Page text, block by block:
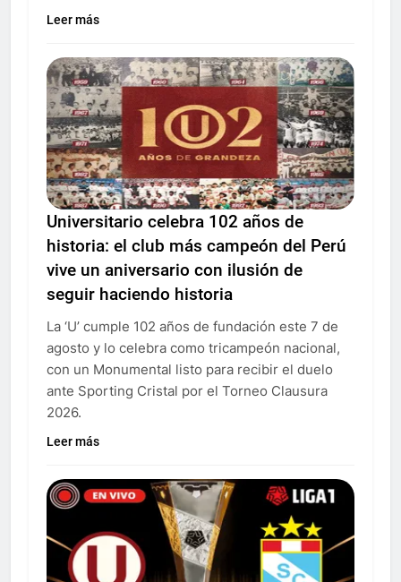
Leer más
Universitario celebra 102 años de
historia: el club más campeón del Perú
vive un aniversario con ilusión de
seguir haciendo historia
La ‘U’ cumple 102 años de fundación este 7 de
agosto y lo celebra como tricampeón nacional,
con un Monumental listo para recibir el duelo
ante Sporting Cristal por el Torneo Clausura
2026.
Leer más